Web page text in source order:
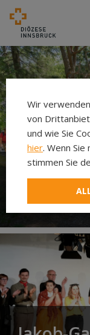
Neuer
Laudato
Wir
von
und wie Sie
hier. Wenn
stimmen Sie